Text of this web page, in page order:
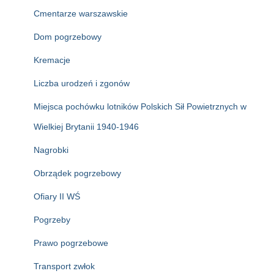
Cmentarze warszawskie
Dom pogrzebowy
Kremacje
Liczba urodzeń i zgonów
Miejsca pochówku lotników Polskich Sił Powietrznych w
Wielkiej Brytanii 1940-1946
Nagrobki
Obrządek pogrzebowy
Ofiary II WŚ
Pogrzeby
Prawo pogrzebowe
Transport zwłok